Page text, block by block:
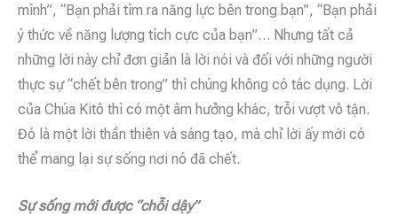
mình”, “Bạn phải tìm ra năng lực bên trong bạn”, “Bạn phải
ý thức về năng lượng tích cực của bạn”… Nhưng tất cả
những lời này chỉ đơn giản là lời nói và đối với những người
thực sự “chết bên trong” thì chúng không có tác dụng. Lời
của Chúa Kitô thì có một âm hưởng khác, trỗi vượt vô tận.
Đó là một lời thần thiên và sáng tạo, mà chỉ lời ấy mới có
thể mang lại sự sống nơi nó đã chết.
Sự sống mới được “chỗi dậy”